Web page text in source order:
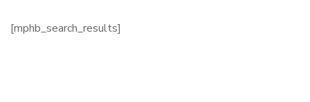
[mphb_search_results]